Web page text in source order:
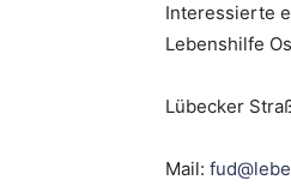
Interessierte
Lebenshilfe
Lübecker
Mail: